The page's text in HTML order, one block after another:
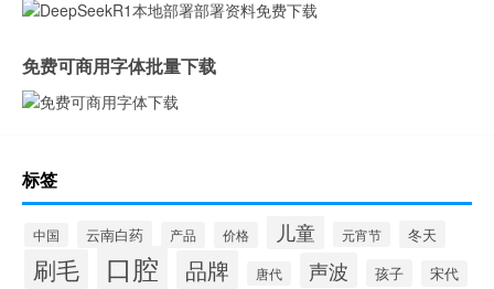
免费可商用字体批量下载
标签
中国 云南白药 产品 价格 儿童 元宵节 冬天
刷毛 口腔 品牌 唐代 声波 孩子 宋代